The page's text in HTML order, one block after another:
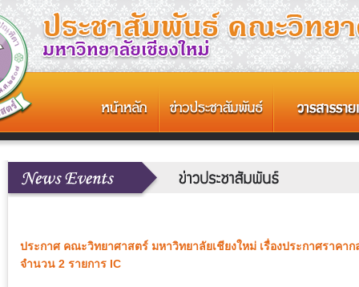
ประกาศ คณะวิทยาศาสตร์ มหาวิทยาลัยเชียงใหม่ เรื่องประกาศราค
จำนวน 2 รายการ IC